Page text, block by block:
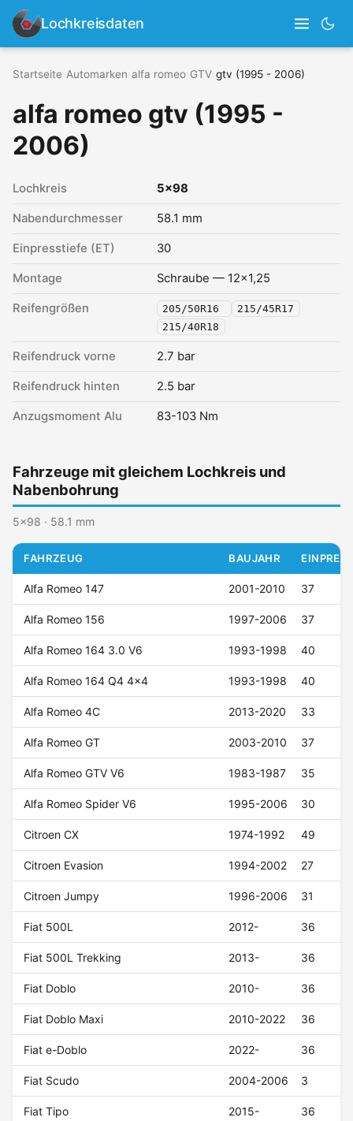
Lochkreisdaten
Startseite Automarken alfa romeo GTV gtv (1995 - 2006)
alfa romeo gtv (1995 -
2006)
Lochkreis 5x98
Nabendurchmesser 58.1 mm
Einpresstiefe (ET) 30
Montage Schraube — 12x1,25
Reifengrößen 205/50R16
215/45R17
215/40R18
Reifendruck vorne 2.7 bar
Reifendruck hinten 2.5 bar
Anzugsmoment Alu 83-103 Nm
Fahrzeuge mit gleichem Lochkreis und
Nabenbohrung
5x98 · 58.1 mm
FAHRZEUG BAUJAHR
Alfa Romeo 147 2001-2010 37
Alfa Romeo 156 1997-2006 37
Alfa Romeo 164 3.0 V6 1993-1998 40
Alfa Romeo 164 Q4 4x4 1993-1998 40
Alfa Romeo 4C 2013-2020 33
Alfa Romeo GT 2003-2010 37
Alfa Romeo GTV V6 1983-1987 35
Alfa Romeo Spider V6 1995-2006 30
Citroen CX 1974-1992 49
Citroen Evasion 1994-2002 27
Citroen Jumpy 1996-2006 31
Fiat 500L 2012- 36
Fiat 500L Trekking 2013- 36
Fiat Doblo 2010- 36
Fiat Doblo Maxi 2010-2022 36
Fiat e-Doblo 2022- 36
Fiat Scudo 2004-2006 3
Fiat Tipo 2015- 36